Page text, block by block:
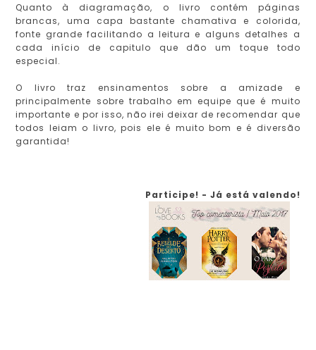
Quanto à diagramação, o livro contém páginas
brancas, uma capa bastante chamativa e colorida,
fonte grande facilitando a leitura e alguns detalhes a
cada início de capitulo que dão um toque todo
especial.
O livro traz ensinamentos sobre a amizade e
principalmente sobre trabalho em equipe que é muito
importante e por isso, não irei deixar de recomendar que
todos leiam o livro, pois ele é muito bom e é diversão
garantida!
Participe! - Já está valendo!